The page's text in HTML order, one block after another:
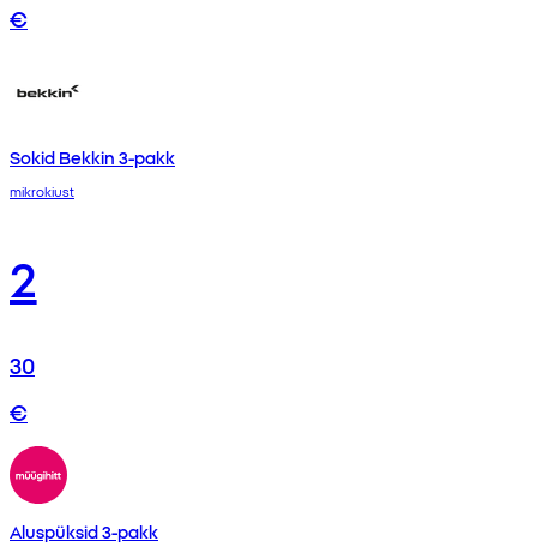
€
Sokid Bekkin 3-pakk
mikrokiust
2
30
€
Aluspüksid 3-pakk